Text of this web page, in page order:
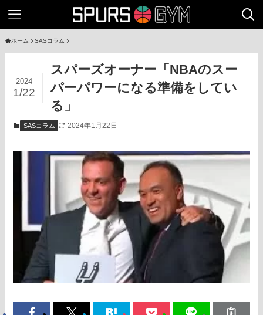
ホーム SASコラム
スパーズオーナー「NBAのスー
パーパワーになる準備をしてい
る」
2024
1/22
SASコラム 2024年1月22日